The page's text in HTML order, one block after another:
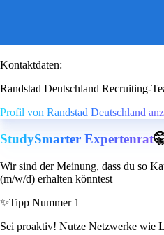
Kontaktdaten:
Randstad Deutschland Recruiting-
Profil von Randstad Deutschland
StudySmarter Expertenrat
Wir sind der Meinung, dass du so
(m/w/d) erhalten könntest
✨Tipp Nummer 1
Sei proaktiv! Nutze Netzwerke wie